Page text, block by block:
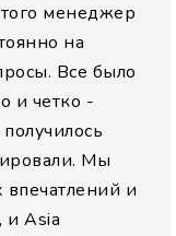
менеджер
на
Все было
и четко -
Мы
впечатлений и
и Asia